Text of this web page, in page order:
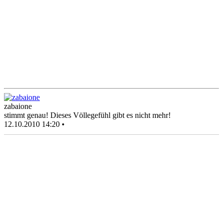
zabaione
stimmt genau! Dieses Völlegefühl gibt es nicht mehr!
12.10.2010 14:20 •